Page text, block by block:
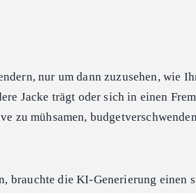
nur um dann zuzusehen, wie
Jacke trägt oder sich in einen
zu mühsamen,
brauchte die KI-Generierung einen